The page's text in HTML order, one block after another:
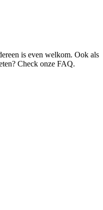
is even welkom. Ook als
Check onze FAQ.